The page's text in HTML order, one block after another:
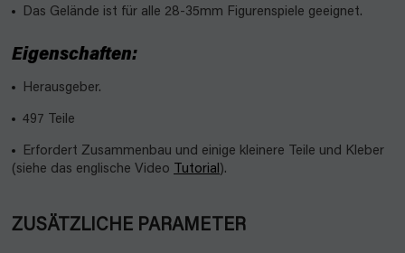
Das Gelände ist für alle 28-35mm Figurenspiele geeignet.
Eigenschaften:
Herausgeber.
497 Teile
Erfordert Zusammenbau und einige kleinere Teile und Kleber
(siehe das englische Video
Tutorial ).
ZUSÄTZLICHE PARAMETER